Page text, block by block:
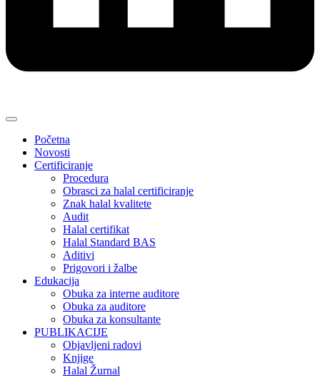
Početna
Novosti
Certificiranje
Procedura
Obrasci za halal certificiranje
Znak halal kvalitete
Audit
Halal certifikat
Halal Standard BAS
Aditivi
Prigovori i žalbe
Edukacija
Obuka za interne auditore
Obuka za auditore
Obuka za konsultante
PUBLIKACIJE
Objavljeni radovi
Knjige
Halal Žurnal